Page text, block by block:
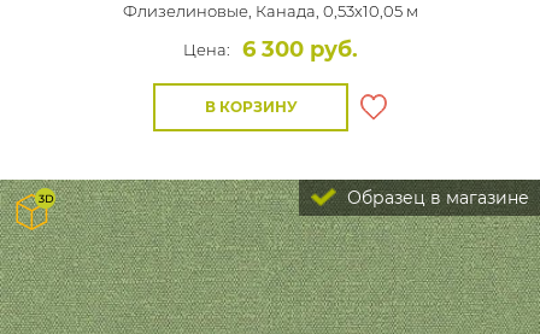
Флизелиновые, Канада, 0,53x10,05 м
Цена:
6 300 руб.
В КОРЗИНУ
Образец в магазине